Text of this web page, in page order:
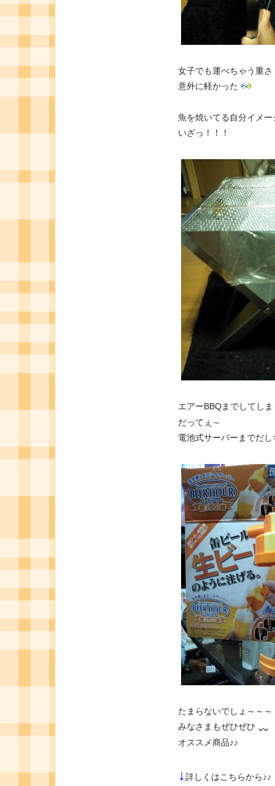
女子でも運べちゃう重さ
意外に軽かった
魚を焼いてる自分イメー
いざっ！！！
エアーBBQまでしてし
だってぇ～
電池式サーバーまでだ
たまらないでしょ～～
みなさまもぜひぜひ
オススメ商品♪♪
↓詳しくはこちらから♪♪